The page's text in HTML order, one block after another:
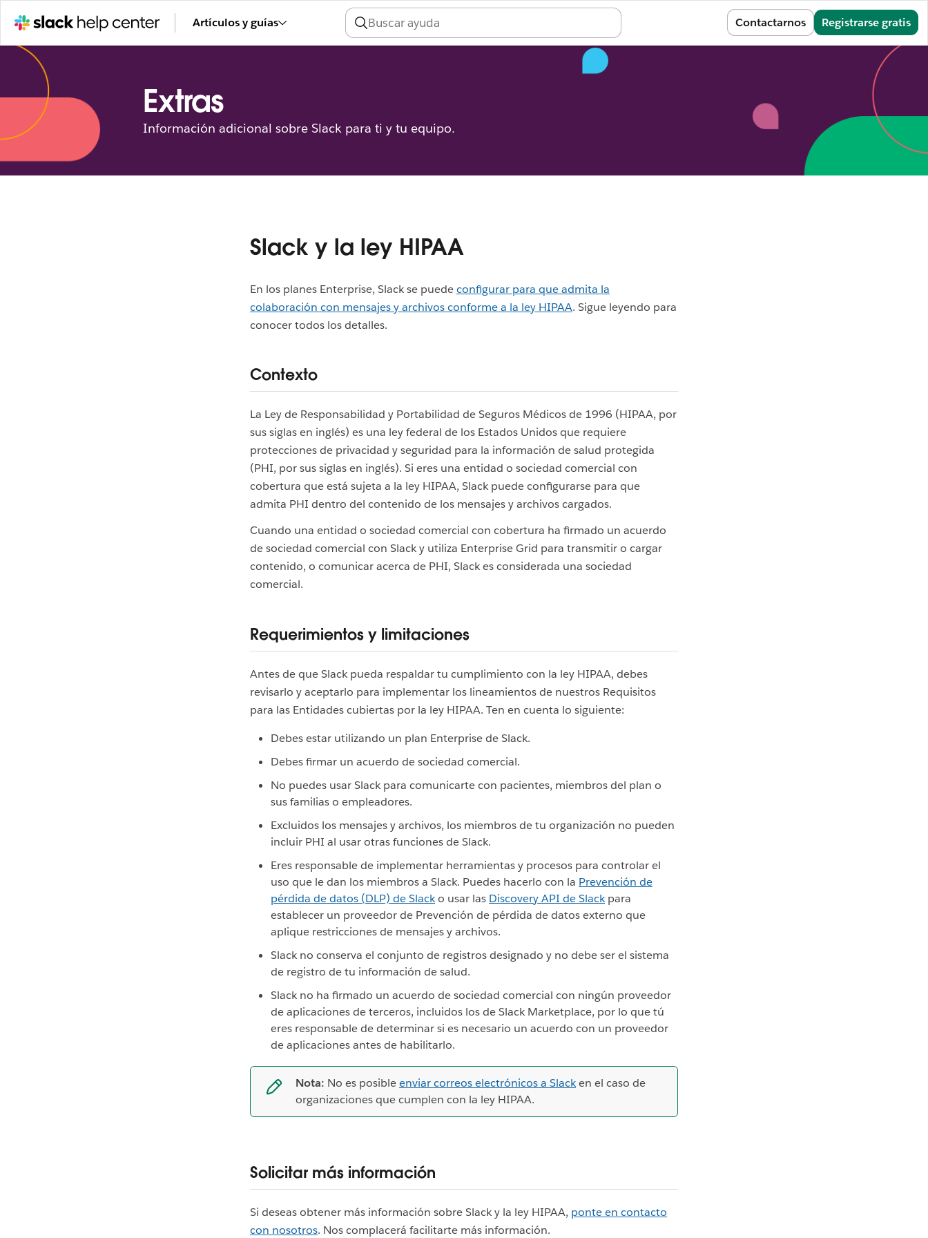
Artículos y guías Contactarnos Registrarse gratis
Extras
Información adicional sobre Slack para ti y tu equipo.
Slack y la ley HIPAA
En los planes Enterprise, Slack se puedeconfigurar para que admita la
colaboración con mensajes y archivos conforme a la ley HIPAA. Sigue leyendo para
conocer todos los detalles.
Contexto
La Ley de Responsabilidad y Portabilidad de Seguros Médicos de 1996 (HIPAA, por
sus siglas en inglés) es una ley federal de los Estados Unidos que requiere
protecciones de privacidad y seguridad para la información de salud protegida
(PHI, por sus siglas en inglés). Si eres una entidad o sociedad comercial con
cobertura que está sujeta a la ley HIPAA, Slack puede configurarse para que
admita PHI dentro del contenido de los mensajes y archivos cargados.
Cuando una entidad o sociedad comercial con cobertura ha firmado un acuerdo
de sociedad comercial con Slack y utiliza Enterprise Grid para transmitir o cargar
contenido, o comunicar acerca de PHI, Slack es considerada una sociedad
comercial.
Requerimientos y limitaciones
Antes de que Slack pueda respaldar tu cumplimiento con la ley HIPAA, debes
revisarlo y aceptarlo para implementar los lineamientos de nuestros Requisitos
para las Entidades cubiertas por la ley HIPAA. Ten en cuenta lo siguiente:
Debes estar utilizando un plan Enterprise de Slack.
Debes firmar un acuerdo de sociedad comercial.
No puedes usar Slack para comunicarte con pacientes, miembros del plan o
sus familias o empleadores.
Excluidos los mensajes y archivos, los miembros de tu organización no pueden
incluir PHI al usar otras funciones de Slack.
Eres responsable de implementar herramientas y procesos para controlar el
uso que le dan los miembros a Slack. Puedes hacerlo con la Prevención de
pérdida de datos (DLP) de Slacko usar las Discovery API de Slackpara
establecer un proveedor de Prevención de pérdida de datos externo que
aplique restricciones de mensajes y archivos.
Slack no conserva el conjunto de registros designado y no debe ser el sistema
de registro de tu información de salud.
Slack no ha firmado un acuerdo de sociedad comercial con ningún proveedor
de aplicaciones de terceros, incluidos los de Slack Marketplace, por lo que tú
eres responsable de determinar si es necesario un acuerdo con un proveedor
de aplicaciones antes de habilitarlo.
Nota: No es posibleenviar correos electrónicos a Slacken el caso de
organizaciones que cumplen con la ley HIPAA.
Solicitar más información
Si deseas obtener más información sobre Slack y la ley HIPAA, ponte en contacto
con nosotros. Nos complacerá facilitarte más información.